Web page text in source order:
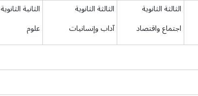
الثالثة الثانوية
اجتماع واقتصاد
الثالثة الثانوية
آداب وإنسانيات
الثانية الثانوية
علوم